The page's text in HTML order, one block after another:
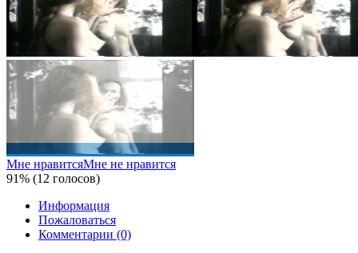
Мне нравитсяМне не нравится
91% (12 голосов)
Информация
Пожаловаться
Комментарии (0)